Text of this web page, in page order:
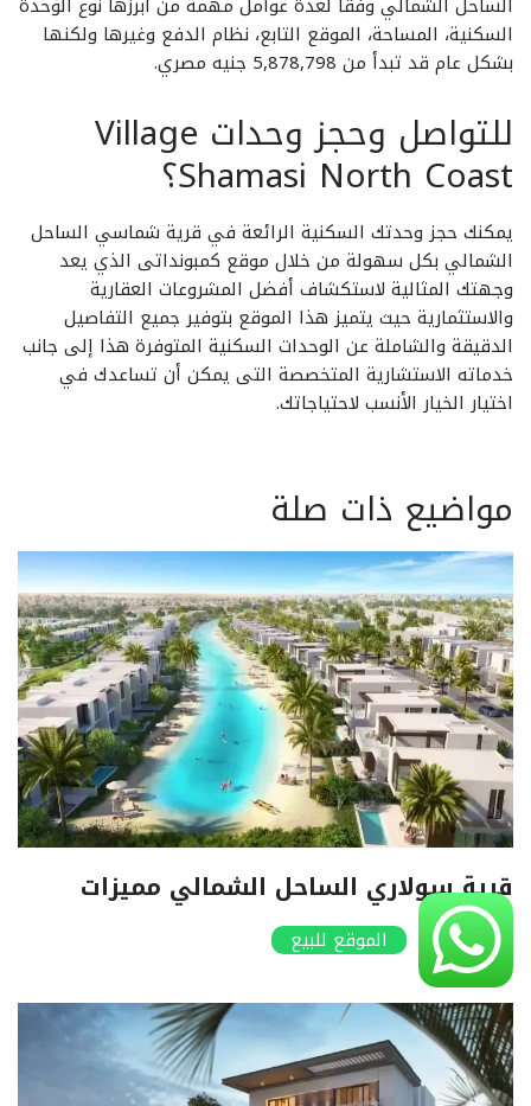
السكنية، المساحة، الموقع التابع، نظام الدفع وغيرها ولكنها
بشكل عام قد تبدأ من 5,878,798 جنيه مصري.
للتواصل وحجز وحدات Village
Shamasi North Coast؟
يمكنك حجز وحدتك السكنية الرائعة في قرية شماسي الساحل
الشمالي بكل سهولة من خلال موقع كمبونداتى الذي يعد
وجهتك المثالية لاستكشاف أفضل المشروعات العقارية
والاستثمارية حيث يتميز هذا الموقع بتوفير جميع التفاصيل
الدقيقة والشاملة عن الوحدات السكنية المتوفرة هذا إلى جانب
خدماته الاستشارية المتخصصة التى يمكن أن تساعدك في
اختيار الخيار الأنسب لاحتياجاتك.
مواضيع ذات صلة
قرية سولاري الساحل الشمالي مميزات
واسعار
الموقع للبيع